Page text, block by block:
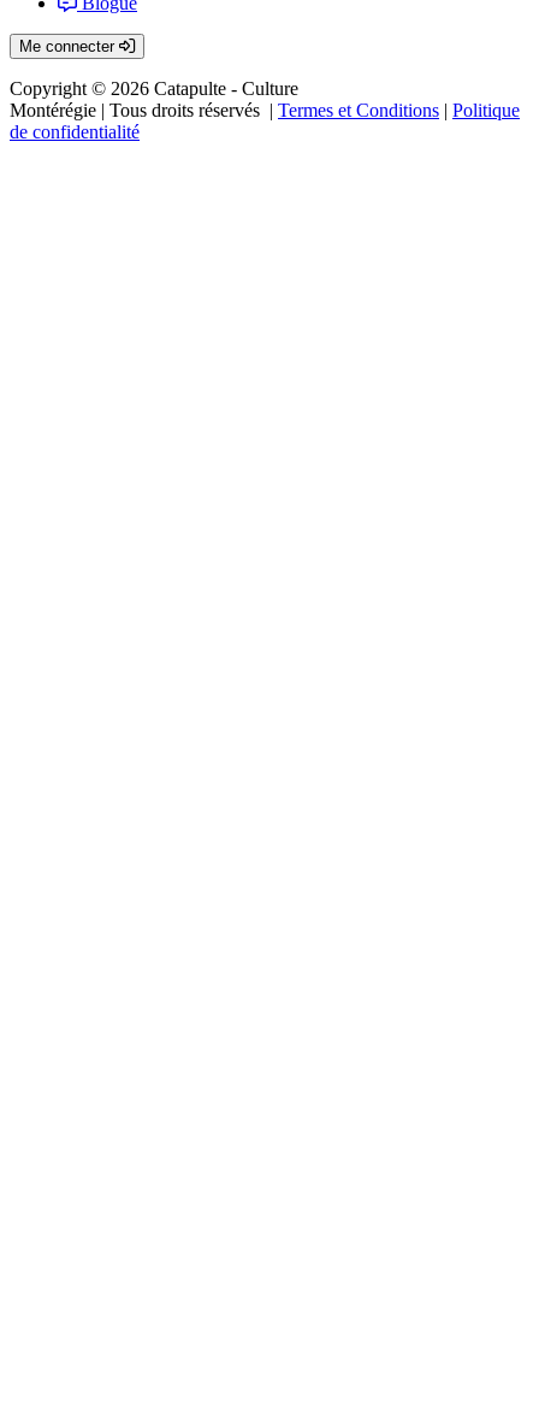
Me connecter
Copyright © 2026 Catapulte - Culture
Montérégie | Tous droits réservés | Termes et Conditions | Politique
de confidentialité